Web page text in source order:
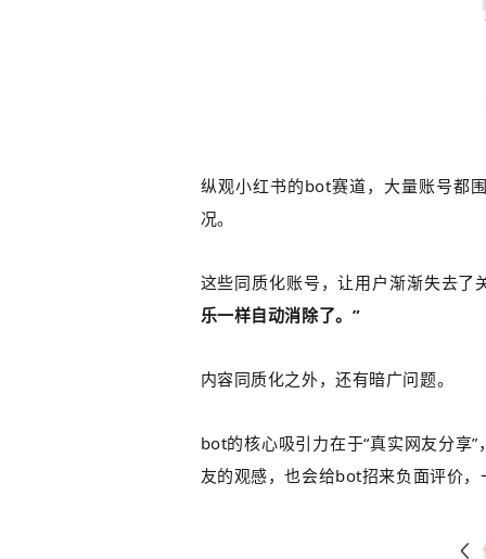
纵观小红书的bot赛道，大量账号都
况。
这些同质化账号，让用户渐渐失去了
乐一样自动消除了。”
内容同质化之外，还有暗广问题。
bot的核心吸引力在于“真实网友分享
友的观感，也会给bot招来负面评价